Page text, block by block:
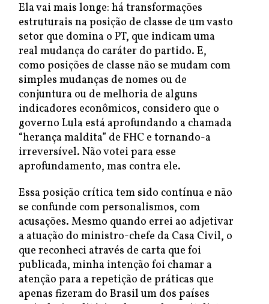
Ela vai mais longe: há transformações
estruturais na posição de classe de um vasto
setor que domina o PT, que indicam uma
real mudança do caráter do partido. E,
como posições de classe não se mudam com
simples mudanças de nomes ou de
conjuntura ou de melhoria de alguns
indicadores econômicos, considero que o
governo Lula está aprofundando a chamada
“herança maldita” de FHC e tornando-a
irreversível. Não votei para esse
aprofundamento, mas contra ele.
Essa posição crítica tem sido contínua e não
se confunde com personalismos, com
acusações. Mesmo quando errei ao adjetivar
a atuação do ministro-chefe da Casa Civil, o
que reconheci através de carta que foi
publicada, minha intenção foi chamar a
atenção para a repetição de práticas que
apenas fizeram do Brasil um dos países